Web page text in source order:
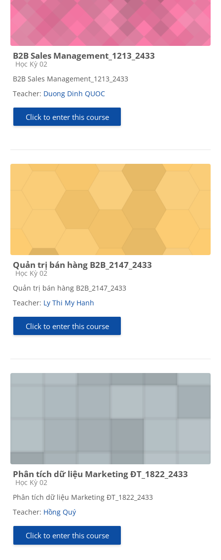
B2B Sales Management_1213_2433
Course category
Học Kỳ 02
B2B Sales Management_1213_2433
Teacher: Duong Dinh QUOC
Click to enter this course
Quản trị bán hàng B2B_2147_2433
Course category
Học Kỳ 02
Quản trị bán hàng B2B_2147_2433
Teacher: Ly Thi My Hanh
Click to enter this course
Phân tích dữ liệu Marketing ĐT_1822_2433
Course category
Học Kỳ 02
Phân tích dữ liệu Marketing ĐT_1822_2433
Teacher: Hồng Quý
Click to enter this course